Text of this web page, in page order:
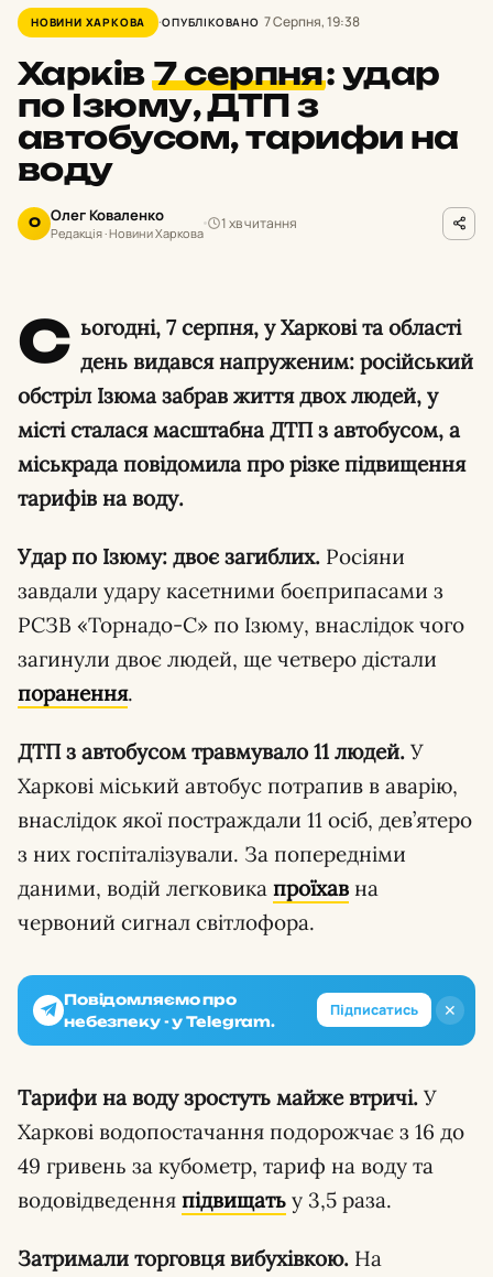
НОВИНИ ХАРКОВА ОПУБЛІКОВАНО 7 Серпня, 19:38
Харків7 серпня: удар
по Ізюму, ДТП з
автобусом, тарифи на
воду
О Олег Коваленко
Редакція · Новини Харкова
1 хв читання
С ьогодні, 7 серпня, у Харкові та області
день видався напруженим: російський
обстріл Ізюма забрав життя двох людей, у
місті сталася масштабна ДТП з автобусом, а
міськрада повідомила про різке підвищення
тарифів на воду.
Удар по Ізюму: двоє загиблих. Росіяни
завдали удару касетними боєприпасами з
РСЗВ «Торнадо-С» по Ізюму, внаслідок чого
загинули двоє людей, ще четверо дістали
поранення.
ДТП з автобусом травмувало 11 людей. У
Харкові міський автобус потрапив в аварію,
внаслідок якої постраждали 11 осіб, дев’ятеро
з них госпіталізували. За попередніми
даними, водій легковика проїхав на
червоний сигнал світлофора.
✕
Повідомляємо про
небезпеку - у Telegram.
Підписатись
Тарифи на воду зростуть майже втричі. У
Харкові водопостачання подорожчає з 16 до
49 гривень за кубометр, тариф на воду та
водовідведення підвищать у 3,5 раза.
Затримали торговця вибухівкою. На